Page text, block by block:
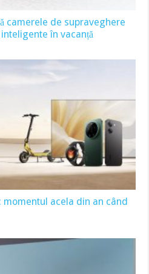
camerele de supraveghere
în vacanță
momentul acela din an când